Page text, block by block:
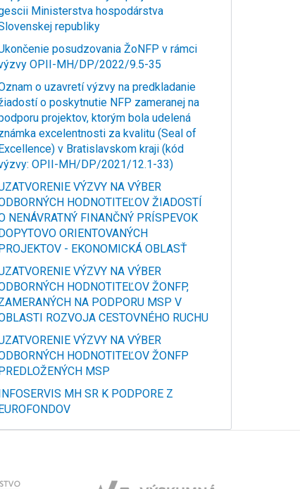
Ministerstva hospodárstva
republiky
posudzovania ŽoNFP v rámci
OPII-MH/DP/2022/9.5-35
o uzavretí výzvy na predkladanie
o poskytnutie NFP zameranej na
projektov, ktorým bola udelená
excelentnosti za kvalitu (Seal of
v Bratislavskom kraji (kód
OPII-MH/DP/2021/12.1-33)
VÝZVY NA VÝBER
HODNOTITEĽOV ŽIADOSTÍ
NENÁVRATNÝ FINANČNÝ PRÍSPEVOK
ORIENTOVANÝCH
- EKONOMICKÁ OBLASŤ
VÝZVY NA VÝBER
HODNOTITEĽOV ŽONFP,
NA PODPORU MSP V
ROZVOJA CESTOVNÉHO RUCHU
VÝZVY NA VÝBER
HODNOTITEĽOV ŽONFP
MSP
MH SR K PODPORE Z